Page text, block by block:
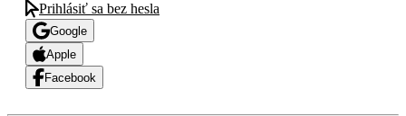
Prihlásiť sa bez hesla
Google
Apple
Facebook